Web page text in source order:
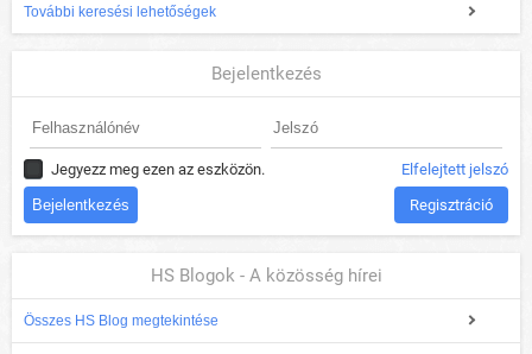
További keresési lehetőségek
Bejelentkezés
Jegyezz meg ezen az eszközön. Elfelejtett jelszó
Regisztráció
HS Blogok - A közösség hírei
Összes HS Blog megtekintése